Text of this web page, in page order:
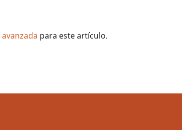
para este artículo.